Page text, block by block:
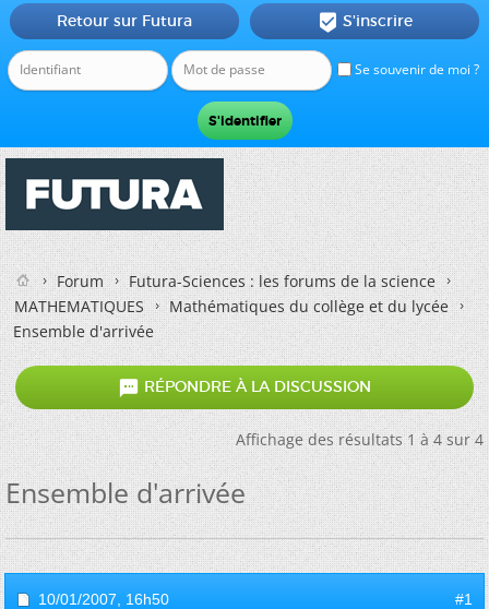
Se souvenir de moi ?
Retour sur Futura  S'inscrire
Forum
Futura-Sciences : les forums de la science
MATHEMATIQUES
Mathématiques du collège et du lycée
Ensemble d'arrivée
 RÉPONDRE À LA DISCUSSION
Affichage des résultats 1 à 4 sur 4
Ensemble d'arrivée
10/01/2007, 16h50 #1